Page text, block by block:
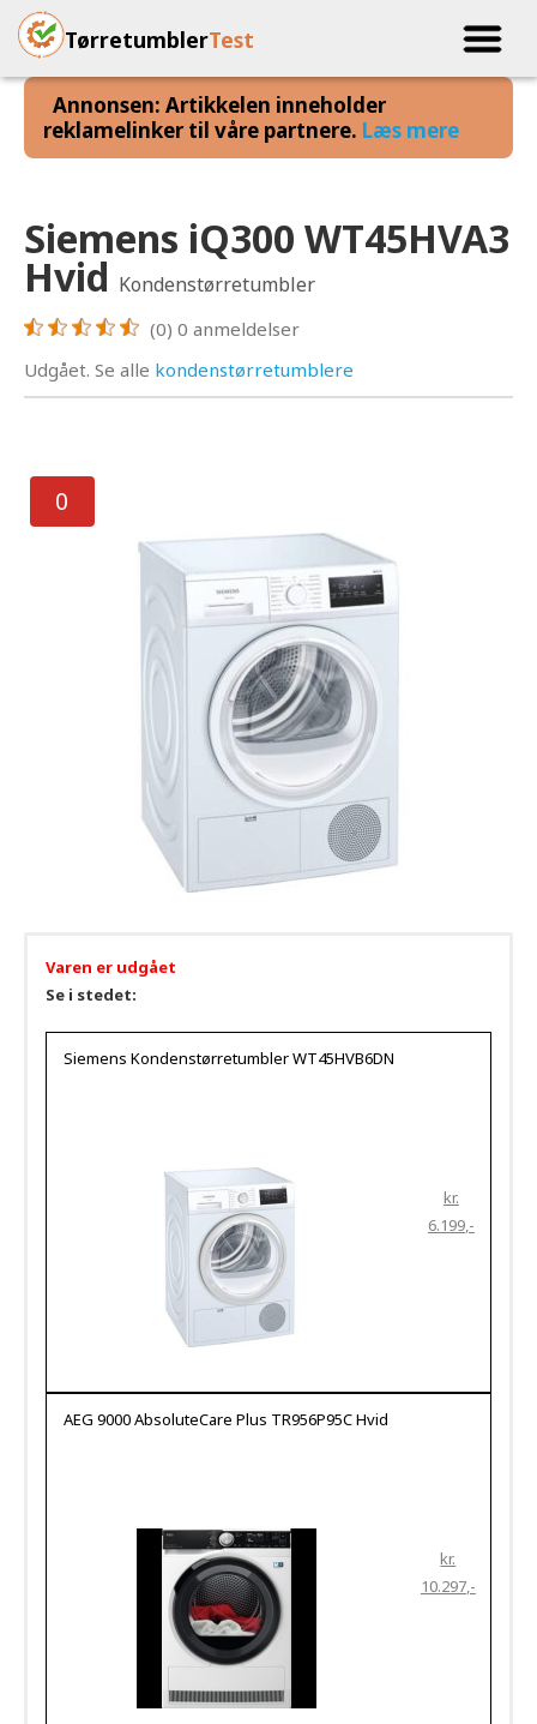
TørretumblerTest
Annonsen: Artikkelen inneholder
reklamelinker til våre partnere. Læs mere
Siemens iQ300 WT45HVA3
Hvid Kondenstørretumbler
(0) 0 anmeldelser
Udgået. Se alle kondenstørretumblere
0
Varen er udgået
Se i stedet:
Siemens Kondenstørretumbler WT45HVB6DN
kr.
6.199
AEG 9000 AbsoluteCare Plus TR956P95C Hvid
kr.
10.297